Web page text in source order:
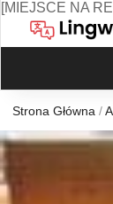
Skip
content
[MIEJSCE NA
Strona Główna /